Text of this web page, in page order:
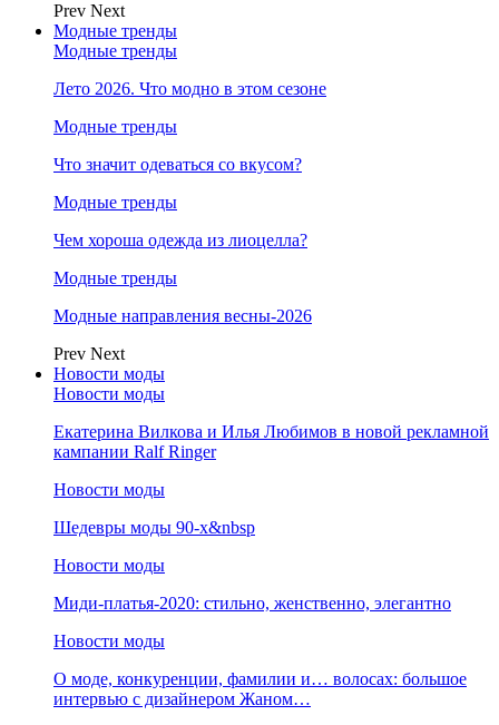
Prev Next
Модные тренды
Модные тренды
Лето 2026. Что модно в этом сезоне
Модные тренды
Что значит одеваться со вкусом?
Модные тренды
Чем хороша одежда из лиоцелла?
Модные тренды
Модные направления весны-2026
Prev Next
Новости моды
Новости моды
Екатерина Вилкова и Илья Любимов в новой рекламной
кампании Ralf Ringer
Новости моды
Шедевры моды 90-х&nbsp
Новости моды
Миди-платья-2020: стильно, женственно, элегантно
Новости моды
О моде, конкуренции, фамилии и… волосах: большое
интервью с дизайнером Жаном…